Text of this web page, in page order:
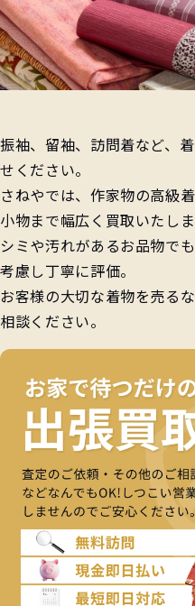
振袖、留袖、訪問着など、
せください。
さねやでは、作家物の高級
小物まで幅広く買取いたしま
シミや汚れがあるお品物で
考慮し丁寧に評価。
お客様の大切な着物を売る
相談ください。